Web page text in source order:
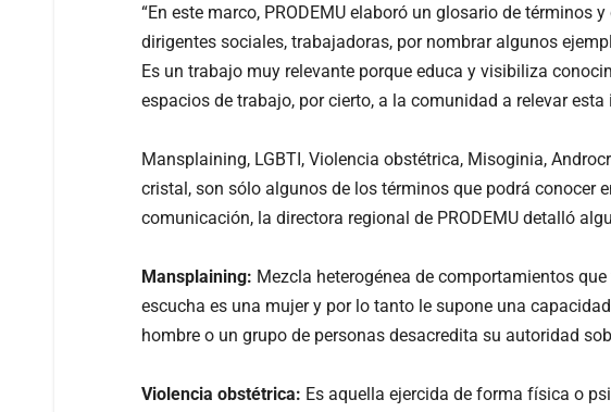
“En este marco, PRODEMU elaboró un glosario de
dirigentes sociales, trabajadoras, por nombrar algunos
Es un trabajo muy relevante porque educa y visibiliza
espacios de trabajo, por cierto, a la comunidad a relevar
Mansplaining, LGBTI, Violencia obstétrica, Misoginia,
cristal, son sólo algunos de los términos que podrá conocer
comunicación, la directora regional de PRODEMU detalló
Mansplaining: Mezcla heterogénea de comportamientos
escucha es una mujer y por lo tanto le supone una
hombre o un grupo de personas desacredita su autoridad
Violencia obstétrica: Es aquella ejercida de forma física o